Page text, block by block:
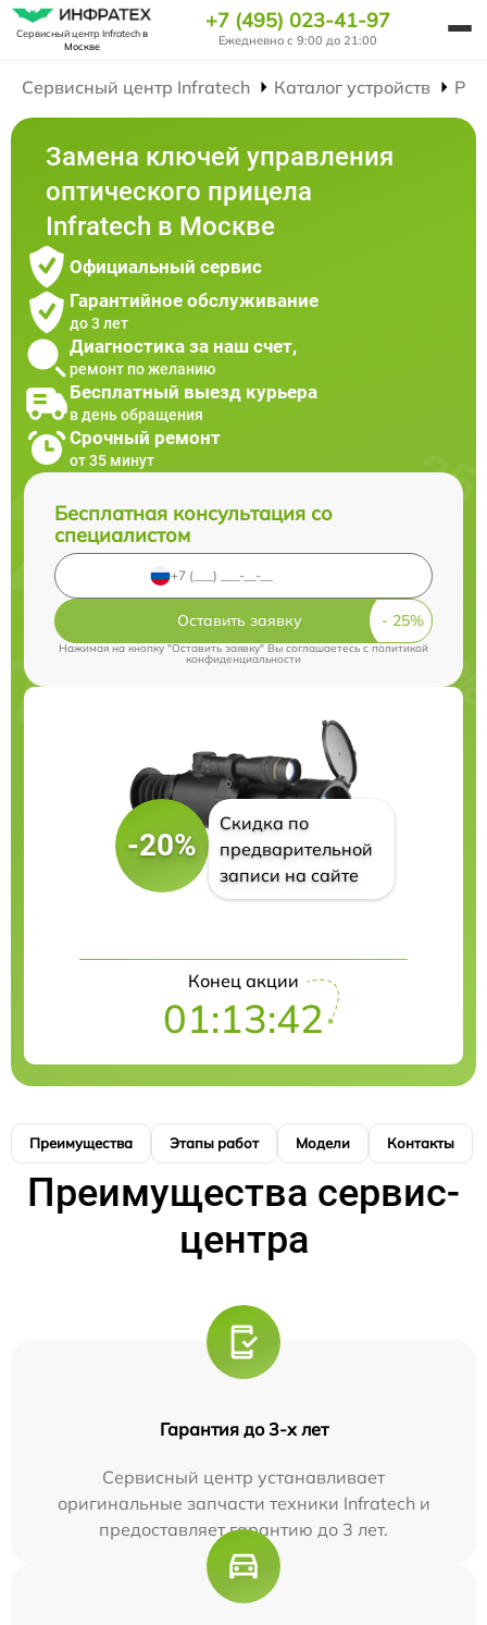
Сервисный центр Infratechв
Москве
+7 (495) 023-41-97
Ежедневно с 9:00 до 21:00
Сервисный центр Infratech Каталог устройств
Замена ключей управления
оптического прицела
Infratech в Москве
Официальный сервис
Гарантийное обслуживание
до 3 лет
Диагностика за наш счет,
ремонт по желанию
Бесплатный выезд курьера
в день обращения
Срочный ремонт
от 35 минут
Бесплатная консультация со
специалистом
Оставить заявку
Нажимая на кнопку "Оставить заявку" Вы соглашаетесь cполитикой
конфиденциальности
-20%
Скидка по
предварительной
записи на сайте
Конец акции
01:13:41
Преимущества Этапы работ Модели Контакты
Преимущества сервис-
центра
Гарантия до 3-х лет
Сервисный центр устанавливает
оригинальные запчасти техники Infratech и
предоставляет гарантию до 3 лет.